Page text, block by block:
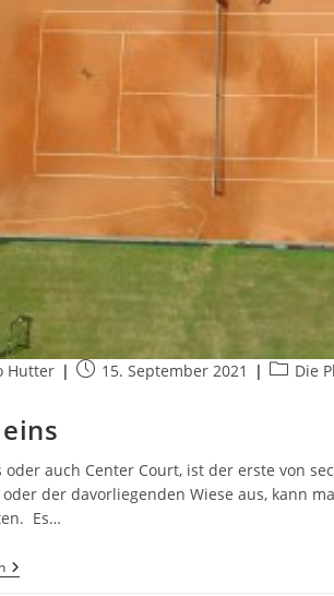
Hutter
Beitrag15. September 2021
Beitrags-
Die
oder auch Center Court, ist der erste von
oder der davorliegenden Wiese aus, kann
Es…
Platz
Eins